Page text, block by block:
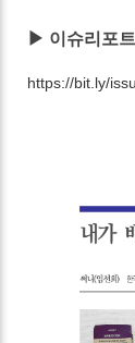
▶ 이슈리포
https://bit.ly/